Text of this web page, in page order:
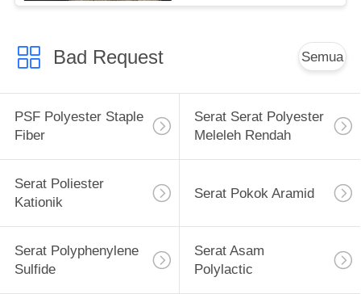
Bad Request Semua
PSF Polyester Staple
Fiber
Serat Serat Polyester
Meleleh Rendah
Serat Poliester
Kationik
Serat Pokok Aramid
Serat Polyphenylene
Sulfide
Serat Asam
Polylactic